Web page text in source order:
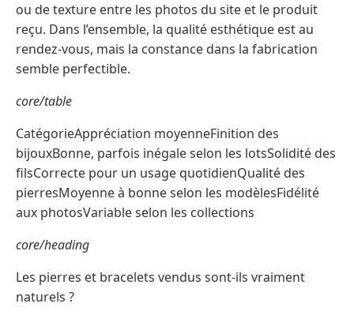
ou de texture entre les photos du site et le produit
reçu. Dans l’ensemble, la qualité esthétique est au
rendez-vous, mais la constance dans la fabrication
semble perfectible.
core/table
CatégorieAppréciation moyenneFinition des
bijouxBonne, parfois inégale selon les lotsSolidité des
filsCorrecte pour un usage quotidienQualité des
pierresMoyenne à bonne selon les modèlesFidélité
aux photosVariable selon les collections
core/heading
Les pierres et bracelets vendus sont-ils vraiment
naturels ?